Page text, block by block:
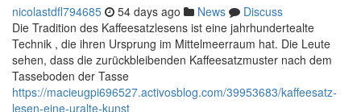
nicolastdfl794685 54 days ago News
Discuss
Die Tradition des Kaffeesatzlesens ist eine jahrhundertealte
Technik , die ihren Ursprung im Mittelmeerraum hat. Die Leute
sehen, dass die zurückbleibenden Kaffeesatzmuster nach dem
Tasseboden der Tasse
https://macieugpi696527.activosblog.com/39953683/kaffeesatz-
lesen-eine-uralte-kunst